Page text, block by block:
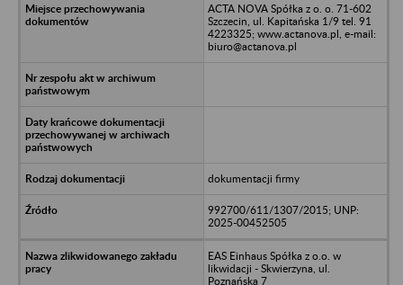
ACTA NOVA Spółka z o. o. 71-602
Szczecin, ul. Kapitańska 1/9 tel. 91
4223325; www.actanova.pl, e-mail:
biuro@actanova.pl
dokumentacji firmy
992700/611/1307/2015; UNP:
2025-00452505
EAS Einhaus Spółka z o.o. w
likwidacji - Skwierzyna, ul.
Poznańska 7